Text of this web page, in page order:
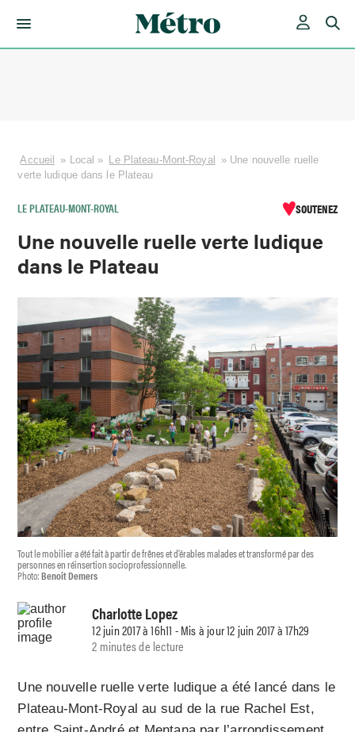
Accueil » Local » Le Plateau-Mont-Royal » Une nouvelle ruelle
verte ludique dans le Plateau
LE PLATEAU-MONT-ROYAL SOUTENEZ
Une nouvelle ruelle verte ludique
dans le Plateau
Tout le mobilier a été fait à partir de frênes et d’érables malades et transformé par des
personnes en réinsertion socioprofessionnelle.
Photo:Benoit Demers
Charlotte Lopez
12 juin 2017 à 16h11 - Mis à jour 12 juin 2017 à 17h29
2 minutes de lecture
Une nouvelle ruelle verte ludique a été lancé dans le
Plateau-Mont-Royal au sud de la rue Rachel Est,